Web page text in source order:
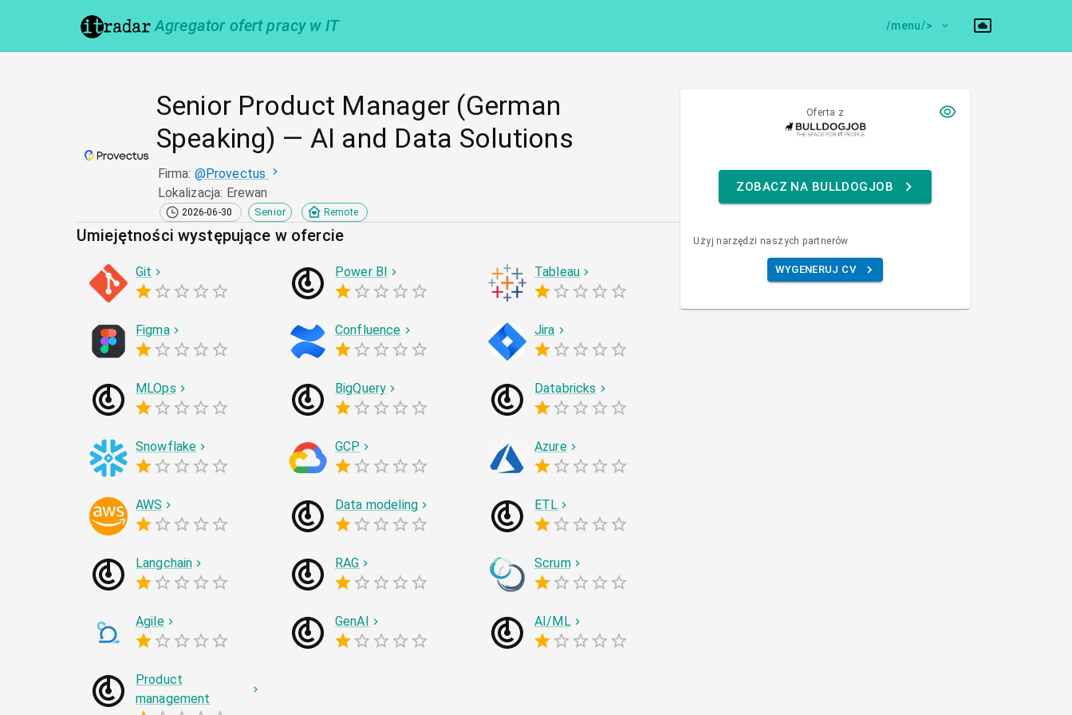
Agregator ofert pracy w IT /menu/>
Senior Product Manager (German
Speaking) — AI and Data Solutions
Firma: @Provectus
Lokalizacja: Erewan
2026-06-30 Senior Remote
Umiejętności występujące w ofercie
Git Power BI Tableau
Figma Confluence Jira
MLOps BigQuery Databricks
Snowflake GCP Azure
AWS Data modeling ETL
Langchain RAG Scrum
Agile GenAI AI/ML
Product
management
Oferta z
ZOBACZ NA BULLDOGJOB
Użyj narzędzi naszych partnerów
WYGENERUJ CV